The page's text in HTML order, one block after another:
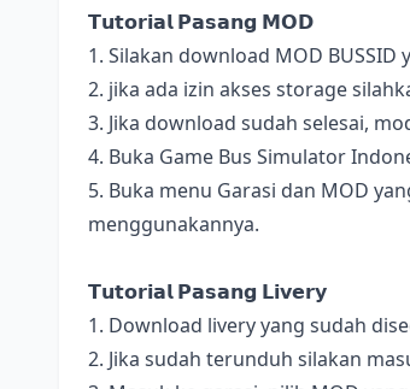
𝗧𝘂𝘁𝗼𝗿𝗶𝗮𝗹 𝗣𝗮𝘀𝗮𝗻𝗴 𝗠𝗢𝗗
1. Silakan download MOD
2. jika ada izin akses storage
3. Jika download sudah selesai,
4. Buka Game Bus Simulator
5. Buka menu Garasi dan MOD
menggunakannya.
𝗧𝘂𝘁𝗼𝗿𝗶𝗮𝗹 𝗣𝗮𝘀𝗮𝗻𝗴 𝗟𝗶𝘃𝗲𝗿𝘆
1. Download livery yang sudah
2. Jika sudah terunduh silakan